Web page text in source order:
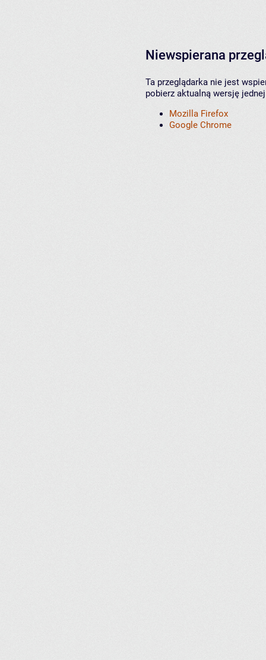
Niewspierana
Ta przeglądarka nie jest
pobierz aktualną wersję
Mozilla Firefox
Google Chrome